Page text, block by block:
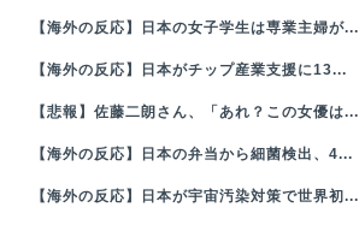
【海外の反応】日本の女子学生は専業主婦が...
【海外の反応】日本がチップ産業支援に13...
【悲報】佐藤二朗さん、「あれ？この女優は...
【海外の反応】日本の弁当から細菌検出、4...
【海外の反応】日本が宇宙汚染対策で世界初...